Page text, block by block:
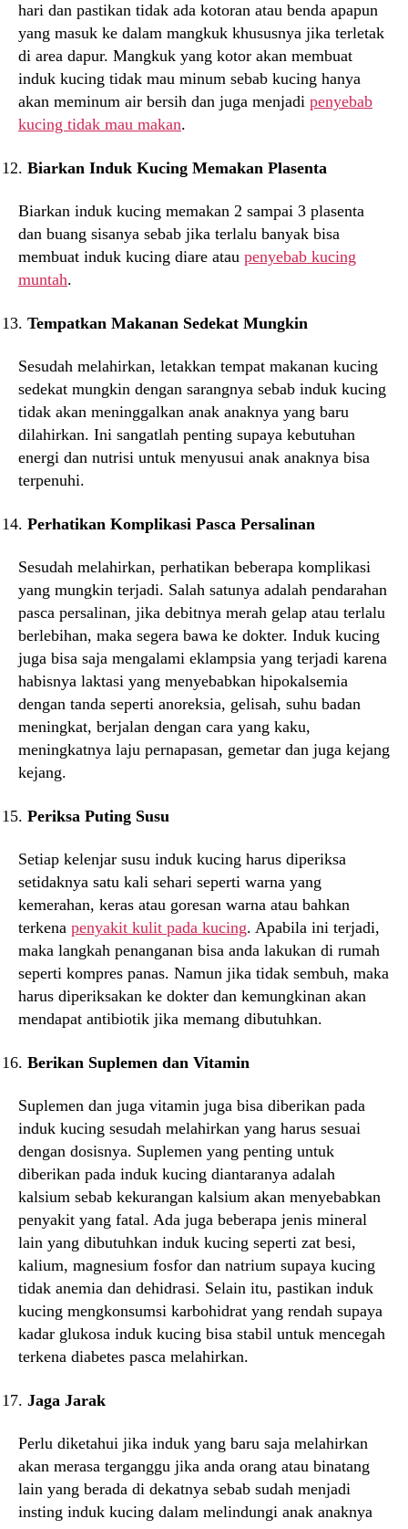
hari dan pastikan tidak ada kotoran atau benda apapun
yang masuk ke dalam mangkuk khususnya jika terletak
di area dapur. Mangkuk yang kotor akan membuat
induk kucing tidak mau minum sebab kucing hanya
akan meminum air bersih dan juga menjadi penyebab
kucing tidak mau makan.
Biarkan Induk Kucing Memakan Plasenta
Biarkan induk kucing memakan 2 sampai 3 plasenta
dan buang sisanya sebab jika terlalu banyak bisa
membuat induk kucing diare atau penyebab kucing
muntah.
Tempatkan Makanan Sedekat Mungkin
Sesudah melahirkan, letakkan tempat makanan kucing
sedekat mungkin dengan sarangnya sebab induk kucing
tidak akan meninggalkan anak anaknya yang baru
dilahirkan. Ini sangatlah penting supaya kebutuhan
energi dan nutrisi untuk menyusui anak anaknya bisa
terpenuhi.
Perhatikan Komplikasi Pasca Persalinan
Sesudah melahirkan, perhatikan beberapa komplikasi
yang mungkin terjadi. Salah satunya adalah pendarahan
pasca persalinan, jika debitnya merah gelap atau terlalu
berlebihan, maka segera bawa ke dokter. Induk kucing
juga bisa saja mengalami eklampsia yang terjadi karena
habisnya laktasi yang menyebabkan hipokalsemia
dengan tanda seperti anoreksia, gelisah, suhu badan
meningkat, berjalan dengan cara yang kaku,
meningkatnya laju pernapasan, gemetar dan juga kejang
kejang.
Periksa Puting Susu
Setiap kelenjar susu induk kucing harus diperiksa
setidaknya satu kali sehari seperti warna yang
kemerahan, keras atau goresan warna atau bahkan
terkena penyakit kulit pada kucing. Apabila ini terjadi,
maka langkah penanganan bisa anda lakukan di rumah
seperti kompres panas. Namun jika tidak sembuh, maka
harus diperiksakan ke dokter dan kemungkinan akan
mendapat antibiotik jika memang dibutuhkan.
Berikan Suplemen dan Vitamin
Suplemen dan juga vitamin juga bisa diberikan pada
induk kucing sesudah melahirkan yang harus sesuai
dengan dosisnya. Suplemen yang penting untuk
diberikan pada induk kucing diantaranya adalah
kalsium sebab kekurangan kalsium akan menyebabkan
penyakit yang fatal. Ada juga beberapa jenis mineral
lain yang dibutuhkan induk kucing seperti zat besi,
kalium, magnesium fosfor dan natrium supaya kucing
tidak anemia dan dehidrasi. Selain itu, pastikan induk
kucing mengkonsumsi karbohidrat yang rendah supaya
kadar glukosa induk kucing bisa stabil untuk mencegah
terkena diabetes pasca melahirkan.
Jaga Jarak
Perlu diketahui jika induk yang baru saja melahirkan
akan merasa terganggu jika anda orang atau binatang
lain yang berada di dekatnya sebab sudah menjadi
insting induk kucing dalam melindungi anak anaknya